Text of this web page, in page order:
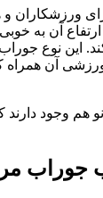
ورزشکاران و
آن به خوبی
این نوع
آن همراه
هم وجود دارند
جوراب